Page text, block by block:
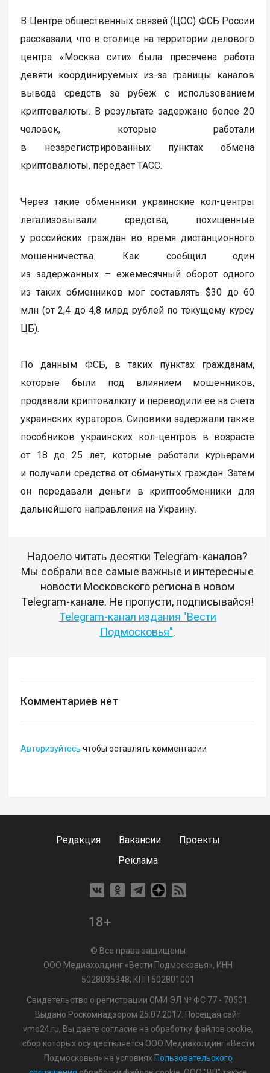
В Центре общественных связей (ЦОС) ФСБ России
рассказали, что в столице на территории делового
центра «Москва сити» была пресечена работа
девяти координируемых из-за границы каналов
вывода средств за рубеж с использованием
криптовалюты. В результате задержано более 20
человек, которые работали
в незарегистрированных пунктах обмена
криптовалюты, передает ТАСС.
Через такие обменники украинские кол-центры
легализовывали средства, похищенные
у российских граждан во время дистанционного
мошенничества. Как сообщил один
из задержанных – ежемесячный оборот одного
из таких обменников мог составлять $30 до 60
млн (от 2,4 до 4,8 млрд рублей по текущему курсу
ЦБ).
По данным ФСБ, в таких пунктах гражданам,
которые были под влиянием мошенников,
продавали криптовалюту и переводили ее на счета
украинских кураторов. Силовики задержали также
пособников украинских кол-центров в возрасте
от 18 до 25 лет, которые работали курьерами
и получали средства от обманутых граждан. Затем
он передавали деньги в криптообменники для
дальнейшего направления на Украину.
Надоело читать десятки Telegram-каналов?
Мы собрали все самые важные и интересные
новости Московского региона в новом
Telegram-канале. Не пропусти, подписывайся!
Telegram-канал издания "Вести
Подмосковья".
Комментариев нет
Авторизуйтесь чтобы оставлять комментарии
Редакция Вакансии
Проекты
Реклама
18+
© Все права защищены
ООО Медиахолдинг «Вести Подмосковья», ИНН
5028035348; КПП 502801001
Свидетельство о регистрации СМИ ЭЛ № ФС 77 - 70501.
Выдано Роскомнадзором 25.07.2017. Посещая сайт
vmo24.ru, Вы даете согласие на обработку файлов cookie,
сбор которых осуществляется ООО Медиахолдинг «Вести
Подмосковья» на условиях Пользовательского